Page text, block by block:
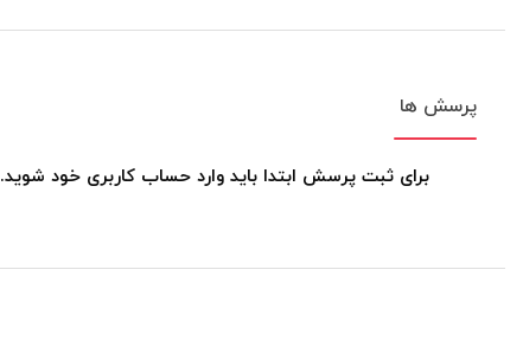
پرسش ها
برای ثبت پرسش ابتدا باید وارد حساب کاربری خود شوید.